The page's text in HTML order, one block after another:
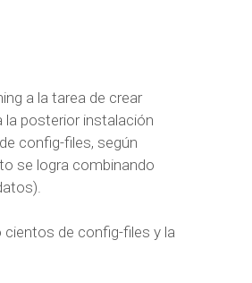
a la tarea de crear
la posterior instalación
config-files, según
se logra combinando
cientos de config-files y la